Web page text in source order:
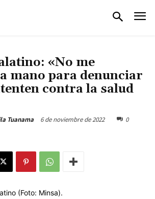
«No me
mano para denunciar
contra la salud
Tuanama 6 de noviembre de 2022 0